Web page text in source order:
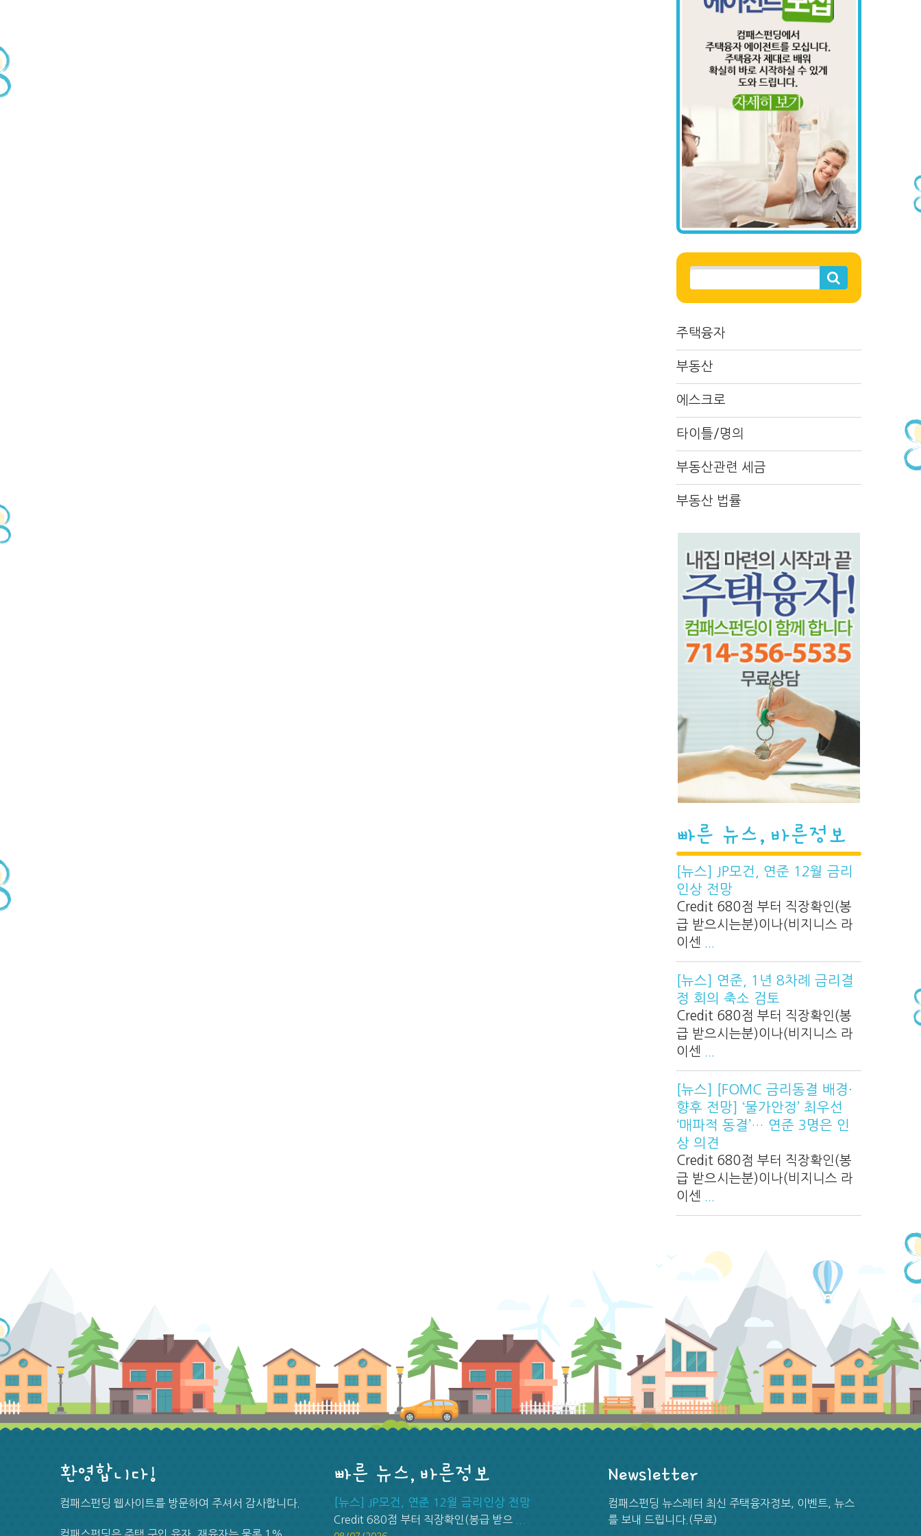
주택융자
부동산
에스크로
타이틀/명의
부동산관련 세금
부동산 법률
빠른 뉴스, 바른정보
[뉴스] JP모건, 연준 12월 금리
인상 전망
Credit 680점 부터 직장확인(봉
급 받으시는분)이나(비지니스 라
이센
[뉴스] 연준, 1년 8차례 금리결
정 회의 축소 검토
Credit 680점 부터 직장확인(봉
급 받으시는분)이나(비지니스 라
이센
[뉴스] [FOMC 금리동결 배경·
향후 전망] ‘물가안정’ 최우선
‘매파적 동결’… 연준 3명은 인
상 의견
Credit 680점 부터 직장확인(봉
급 받으시는분)이나(비지니스 라
이센
환영합니다!
컴패스펀딩 웹사이트를 방문하여 주셔서 감사합니다.
빠른 뉴스, 바른정보
[뉴스] JP모건, 연준 12월 금리인상 전망
Credit 680점 부터 직장확인(봉급 받으
[뉴스] 가격상승 둔화·판매량 급증… 가주 주택시장
‘활기’
Newsletter
컴패스펀딩 뉴스레터 최신 주택융자정보, 이벤트, 뉴스
를 보내 드립니다.(무료)